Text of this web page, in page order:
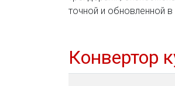
точной и обновленной
Конвертор